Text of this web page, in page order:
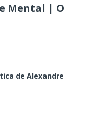
Mental | O
de Alexandre